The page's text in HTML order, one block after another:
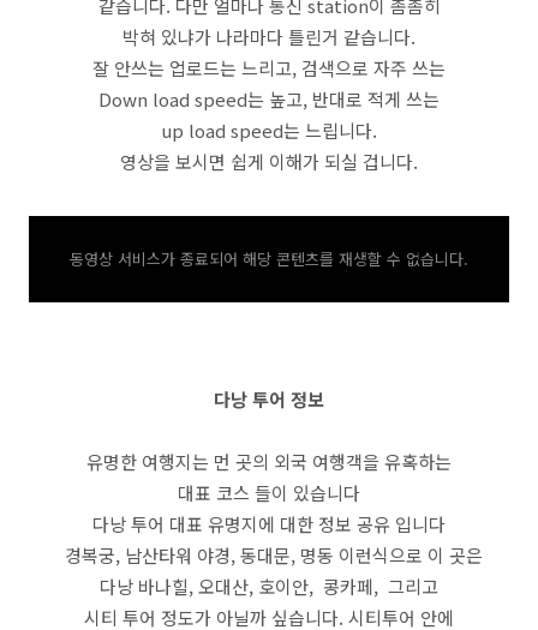
같습니다. 다만 얼마나 통신 station이 촘촘히
박혀 있냐가 나라마다 틀린거 같습니다.
잘 안쓰는 업로드는 느리고, 검색으로 자주 쓰는
Down load speed는 높고, 반대로 적게 쓰는
up load speed는 느립니다.
영상을 보시면 쉽게 이해가 되실 겁니다.
동영상 서비스가 종료되어 해당 콘텐츠를 재생할 수 없습니다.
다낭 투어 정보
유명한 여행지는 먼 곳의 외국 여행객을 유혹하는
대표 코스 들이 있습니다
다낭 투어 대표 유명지에 대한 정보 공유 입니다
경복궁, 남산타워 야경, 동대문, 명동 이런식으로 이 곳은
다낭 바나힐, 오대산, 호이안, 콩카페, 그리고
시티 투어 정도가 아닐까 싶습니다. 시티투어 안에